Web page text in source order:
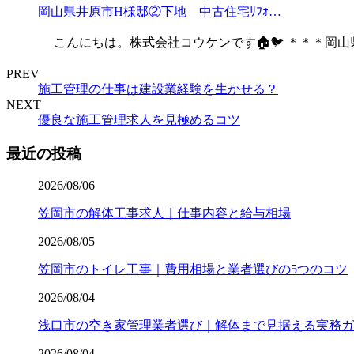
岡山県井原市H様邸②下地 中古住宅ﾘﾌｫ…
こんにちは。株式会社コウケンです🏠🐦 ＊＊＊岡
PREV
施工管理の仕事は建設業経験を生かせる？
NEXT
優良な施工管理求人を見極めるコツ
最近の投稿
2026/08/06
笠岡市の解体工事求人｜仕事内容と給与相場
2026/08/05
笠岡市のトイレ工事｜費用相場と業者選びの5つのコツ
2026/08/04
浅口市の空き家管理業者選び｜解体まで見据える実務